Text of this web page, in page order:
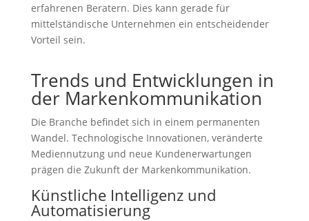
erfahrenen Beratern. Dies kann gerade für
mittelständische Unternehmen ein entscheidender
Vorteil sein.
Trends und Entwicklungen in
der Markenkommunikation
Die Branche befindet sich in einem permanenten
Wandel. Technologische Innovationen, veränderte
Mediennutzung und neue Kundenerwartungen
prägen die Zukunft der Markenkommunikation.
Künstliche Intelligenz und
Automatisierung